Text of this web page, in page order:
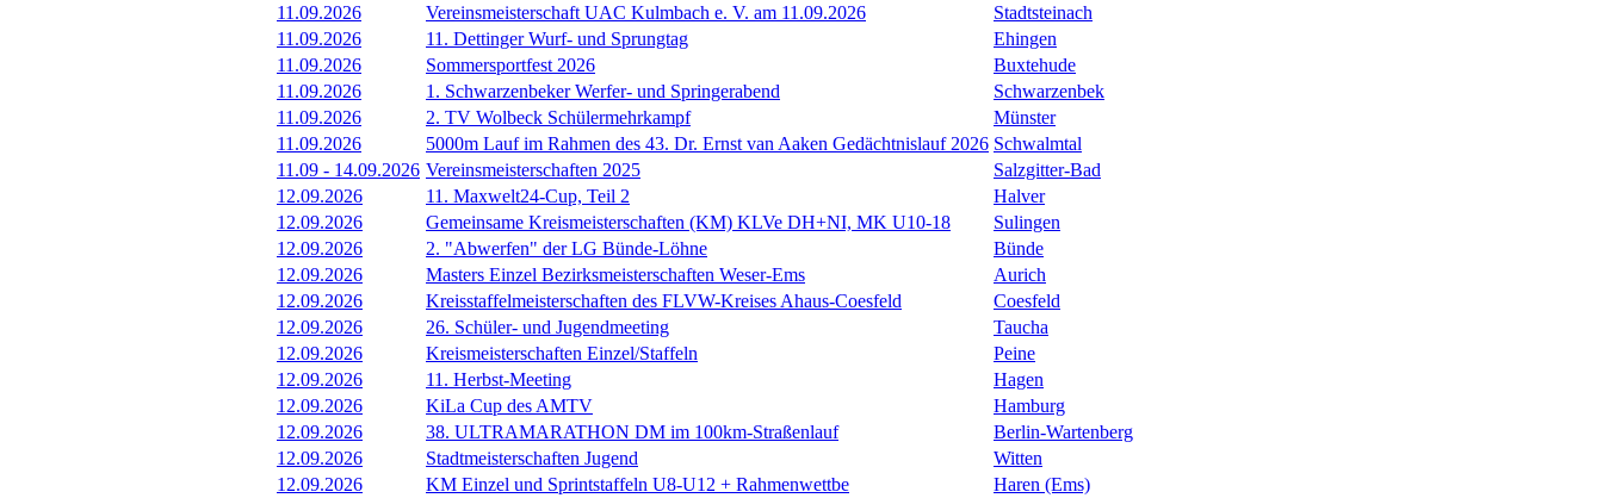
11.09.2026
Vereinsmeisterschaft UAC Kulmbach e. V. am 11.09.2026
Stadtsteinach
11.09.2026
11. Dettinger Wurf- und Sprungtag
Ehingen
11.09.2026
Sommersportfest 2026
Buxtehude
11.09.2026
1. Schwarzenbeker Werfer- und Springerabend
Schwarzenbek
11.09.2026
2. TV Wolbeck Schülermehrkampf
Münster
11.09.2026
5000m Lauf im Rahmen des 43. Dr. Ernst van Aaken Gedächtnislauf 2026 Schwalmtal
11.09 - 14.09.2026 Vereinsmeisterschaften 2025
Salzgitter-Bad
12.09.2026
11. Maxwelt24-Cup, Teil 2
Halver
12.09.2026
Gemeinsame Kreismeisterschaften (KM) KLVe DH+NI, MK U10-18
Sulingen
12.09.2026
2. "Abwerfen" der LG Bünde-Löhne
Bünde
12.09.2026
Masters Einzel Bezirksmeisterschaften Weser-Ems
Aurich
12.09.2026
Kreisstaffelmeisterschaften des FLVW-Kreises Ahaus-Coesfeld
Coesfeld
12.09.2026
26. Schüler- und Jugendmeeting
Taucha
12.09.2026
Kreismeisterschaften Einzel/Staffeln
Peine
12.09.2026
11. Herbst-Meeting
Hagen
12.09.2026
KiLa Cup des AMTV
Hamburg
12.09.2026
38. ULTRAMARATHON DM im 100km-Straßenlauf
Berlin-Wartenberg
12.09.2026
Stadtmeisterschaften Jugend
Witten
12.09.2026
KM Einzel und Sprintstaffeln U8-U12 + Rahmenwettbe
Haren (Ems)